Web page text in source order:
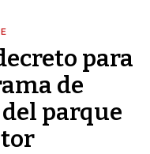
para
de
parque